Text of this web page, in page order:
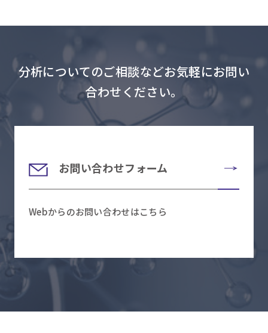
分析についてのご相談などお気軽にお問い
合わせください。
お問い合わせフォーム
Webからのお問い合わせはこちら